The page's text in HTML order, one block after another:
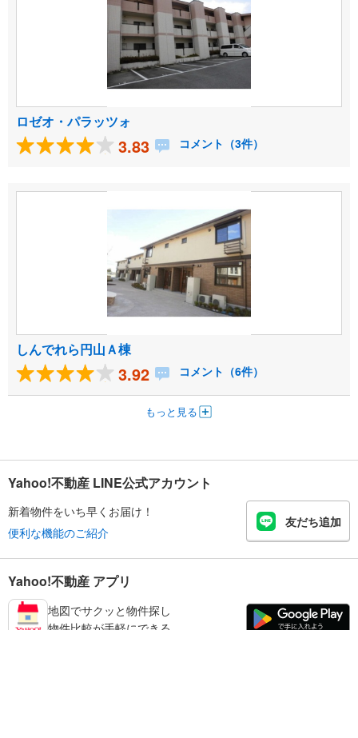
ロゼオ・パラッツォ
3.83 コメント（3件）
しんでれら円山Ａ棟
3.92 コメント（6件）
もっと見る
Yahoo!不動産 LINE公式アカウント
新着物件をいち早くお届け！
便利な機能のご紹介
友だち追加
Yahoo!不動産 アプリ
地図でサクッと物件探し
物件比較が手軽にできる